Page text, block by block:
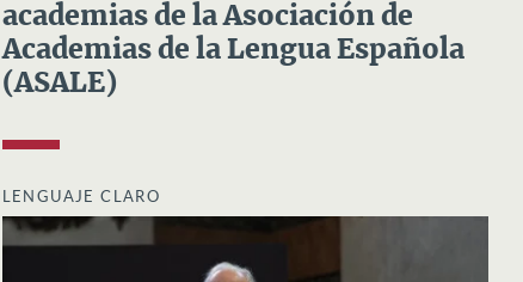
academias de la Asociación de
Academias de la Lengua Española
(ASALE)
LENGUAJE CLARO